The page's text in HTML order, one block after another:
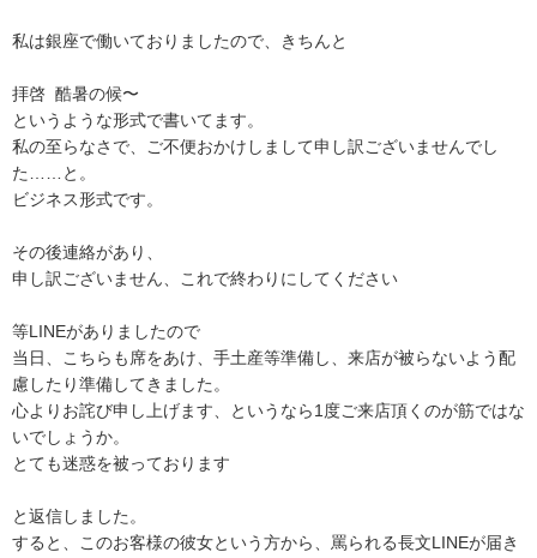
私は銀座で働いておりましたので、きちんと
拝啓  酷暑の候〜
というような形式で書いてます。
私の至らなさで、ご不便おかけしまして申し訳ございませんでし
た……と。
ビジネス形式です。
その後連絡があり、
申し訳ございません、これで終わりにしてください
等LINEがありましたので
当日、こちらも席をあけ、手土産等準備し、来店が被らないよう配
慮したり準備してきました。
心よりお詫び申し上げます、というなら1度ご来店頂くのが筋ではな
いでしょうか。
とても迷惑を被っております
と返信しました。
すると、このお客様の彼女という方から、罵られる長文LINEが届き